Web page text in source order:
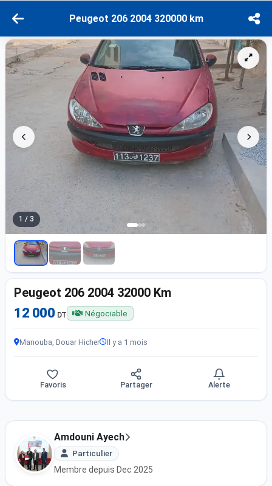
Peugeot 206 2004 320000 km
1 / 3
Peugeot 206 2004 32000 Km
12 000 DT Négociable
Manouba, Douar Hicher Il y a 1 mois
Favoris Partager Alerte
Amdouni Ayech
Particulier
Membre depuis Dec 2025